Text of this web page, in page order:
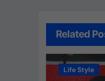
Related
Life Style